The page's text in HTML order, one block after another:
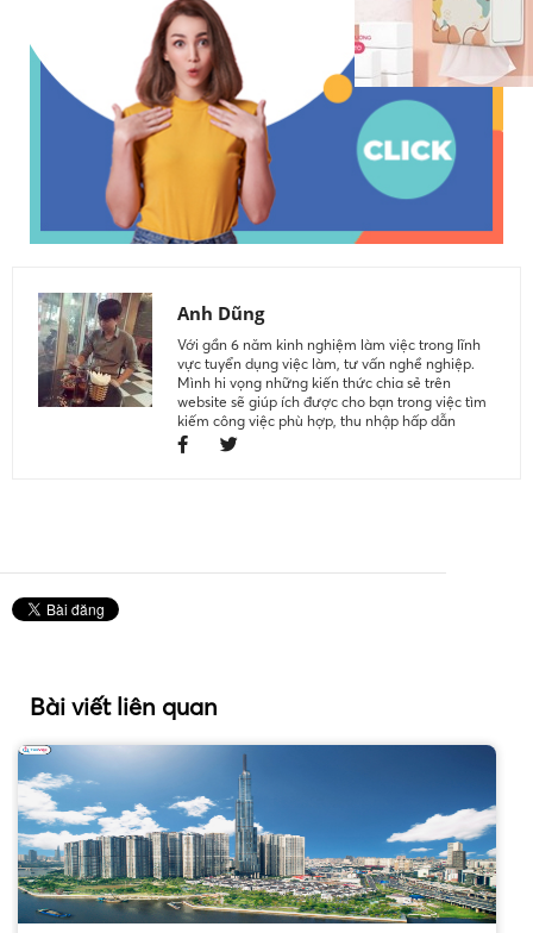
Anh Dũng
Với gần 6 năm kinh nghiệm làm việc trong lĩnh
vực tuyển dụng việc làm, tư vấn nghề nghiệp.
Mình hi vọng những kiến thức chia sẻ trên
website sẽ giúp ích được cho bạn trong việc tìm
kiếm công việc phù hợp, thu nhập hấp dẫn
Bài viết liên quan